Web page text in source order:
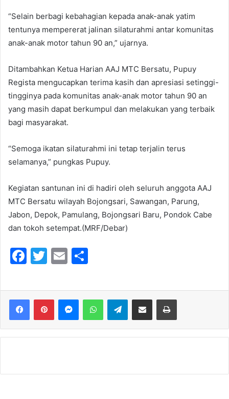
“Selain berbagi kebahagian kepada anak-anak yatim
tentunya mempererat jalinan silaturahmi antar komunitas
anak-anak motor tahun 90 an,” ujarnya.
Ditambahkan Ketua Harian AAJ MTC Bersatu, Pupuy
Regista mengucapkan terima kasih dan apresiasi setinggi-
tingginya pada komunitas anak-anak motor tahun 90 an
yang masih dapat berkumpul dan melakukan yang terbaik
bagi masyarakat.
“Semoga ikatan silaturahmi ini tetap terjalin terus
selamanya,” pungkas Pupuy.
Kegiatan santunan ini di hadiri oleh seluruh anggota AAJ
MTC Bersatu wilayah Bojongsari, Sawangan, Parung,
Jabon, Depok, Pamulang, Bojongsari Baru, Pondok Cabe
dan tokoh setempat.(MRF/Debar)
F
c
e
b
o
k
T
itt
er
E
ai
l
ar
e
Telegram